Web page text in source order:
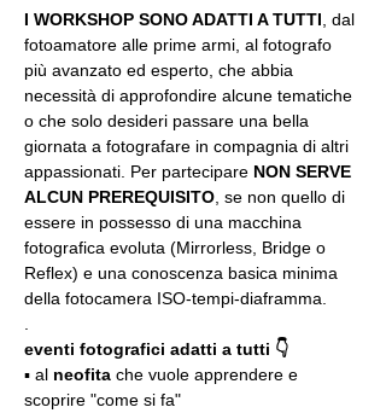
I WORKSHOP SONO ADATTI A TUTTI , dal
fotoamatore alle prime armi, al fotografo
più avanzato ed esperto, che abbia
necessità di approfondire alcune tematiche
o che solo desideri passare una bella
giornata a fotografare in compagnia di altri
appassionati. Per partecipare NON SERVE
ALCUN PREREQUISITO , se non quello di
essere in possesso di una macchina
fotografica evoluta (Mirrorless, Bridge o
Reflex) e una conoscenza basica minima
della fotocamera ISO-tempi-diaframma.
eventi fotografici adatti a tutti 👇
▪️ al neofita che vuole apprendere e
scoprire "come si fa"